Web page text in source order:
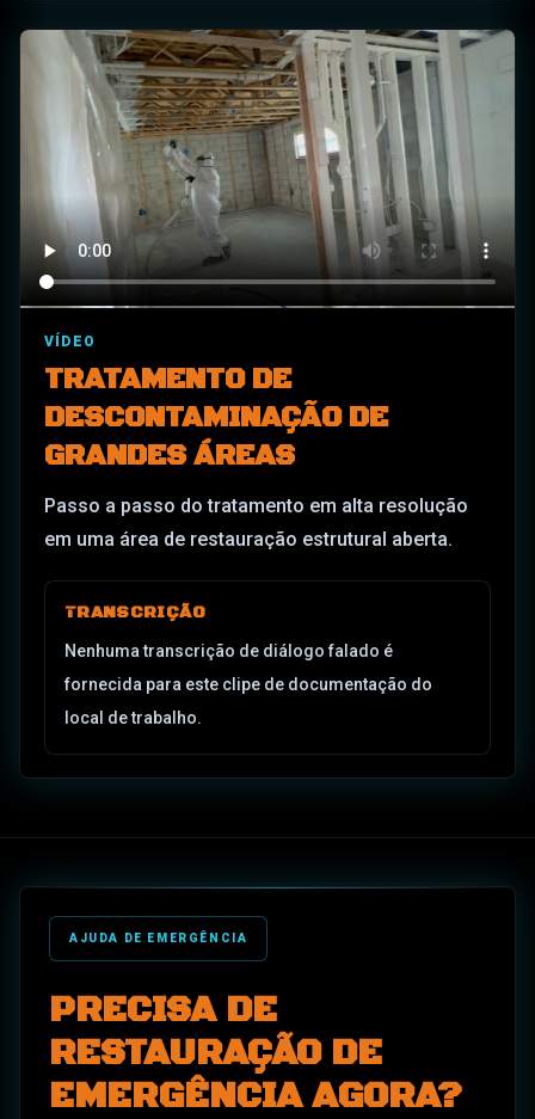
VÍDEO
TRATAMENTO DE
DESCONTAMINAÇÃO DE
GRANDES ÁREAS
Passo a passo do tratamento em alta resolução
em uma área de restauração estrutural aberta.
TRANSCRIÇÃO
Nenhuma transcrição de diálogo falado é
fornecida para este clipe de documentação do
local de trabalho.
AJUDA DE EMERGÊNCIA
PRECISA DE
RESTAURAÇÃO DE
EMERGÊNCIA AGORA?